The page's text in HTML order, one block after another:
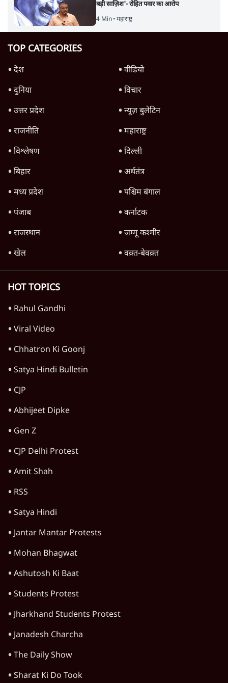
बड़ी साज़िश'- रोहित पवार का आरोप
4 Min• महाराष्ट्र
TOP CATEGORIES
देश
वीडियो
दुनिया
विचार
उत्तर प्रदेश
न्यूज़ बुलेटिन
राजनीति
महाराष्ट्र
विश्लेषण
दिल्ली
बिहार
अर्थतंत्र
मध्य प्रदेश
पश्चिम बंगाल
पंजाब
कर्नाटक
राजस्थान
जम्मू कश्मीर
खेल
वक़्त-बेवक़्त
HOT TOPICS
Rahul Gandhi
Viral Video
Chhatron Ki Goonj
Satya Hindi Bulletin
CJP
Abhijeet Dipke
Gen Z
CJP Delhi Protest
Amit Shah
RSS
Satya Hindi
Jantar Mantar Protests
Mohan Bhagwat
Ashutosh Ki Baat
Students Protest
Jharkhand Students Protest
Janadesh Charcha
The Daily Show
Sharat Ki Do Took